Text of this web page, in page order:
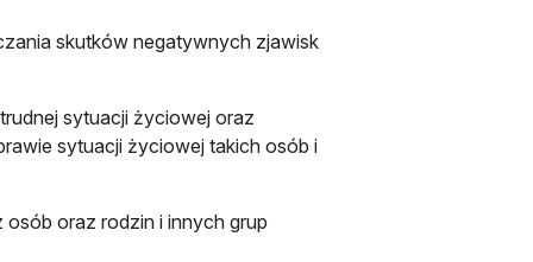
skutków negatywnych zjawisk
sytuacji życiowej oraz
sytuacji życiowej takich osób i
oraz rodzin i innych grup